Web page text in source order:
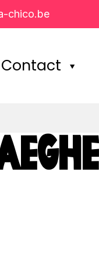
chico.be
Contact